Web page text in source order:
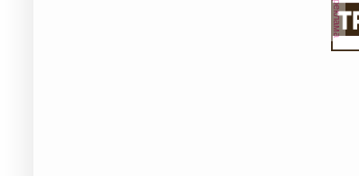
реклама